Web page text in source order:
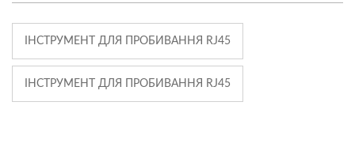
ІНСТРУМЕНТ ДЛЯ ПРОБИВАННЯ RJ45
ІНСТРУМЕНТ ДЛЯ ПРОБИВАННЯ RJ45